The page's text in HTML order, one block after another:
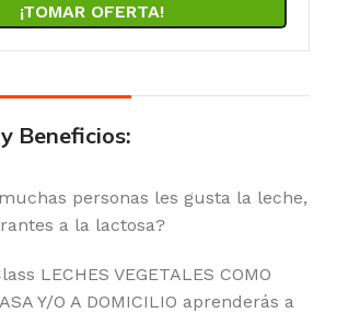
¡TOMAR OFERTA!
Beneficios:
personas les gusta la leche,
a la lactosa?
LECHES VEGETALES COMO
Y/O A DOMICILIO aprenderás a